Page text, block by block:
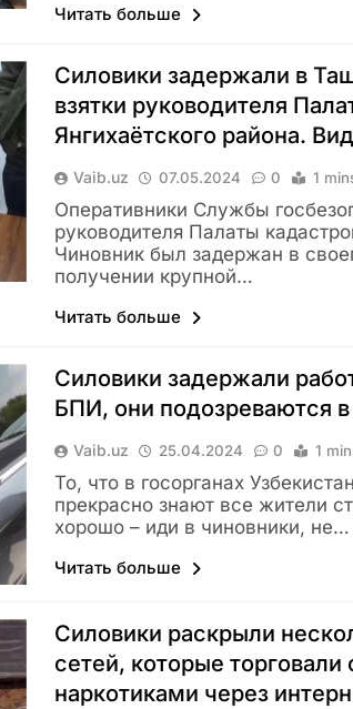
Читать больше
Силовики задержали в
взятки руководителя
Янгихаётского района.
Vaib.uz 07.05.2024 0 1
Оперативники Службы
руководителя Палаты
Чиновник был задержан в
получении крупной…
Читать больше
Силовики задержали
БПИ, они подозреваются
Vaib.uz 25.04.2024 0 1
То, что в госорганах
прекрасно знают все жители
хорошо – иди в чиновники, не…
Читать больше
Силовики раскрыли
сетей, которые
наркотиками через